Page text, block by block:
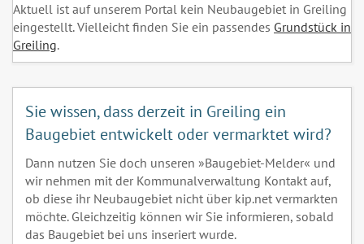
Aktuell ist auf unserem Portal kein Neubaugebiet in Greiling
eingestellt. Vielleicht finden Sie ein passendes Grundstück in
Greiling.
Sie wissen, dass derzeit in Greiling ein
Baugebiet entwickelt oder vermarktet wird?
Dann nutzen Sie doch unseren »Baugebiet-Melder« und
wir nehmen mit der Kommunalverwaltung Kontakt auf,
ob diese ihr Neubaugebiet nicht über kip.net vermarkten
möchte. Gleichzeitig können wir Sie informieren, sobald
das Baugebiet bei uns inseriert wurde.